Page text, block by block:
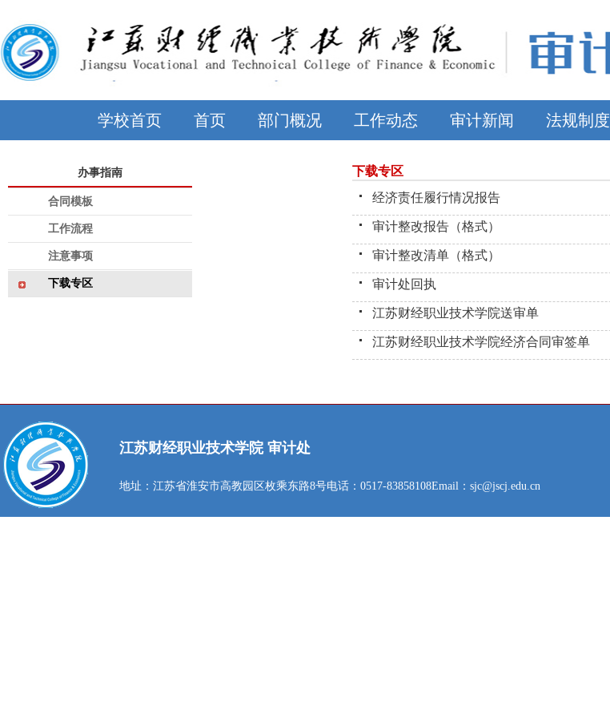
学校首页 首页 部门概况 工作动态 审计新闻 法规制度
办事指南
合同模板
工作流程
注意事项
下载专区
下载专区
经济责任履行情况报告
审计整改报告（格式）
审计整改清单（格式）
审计处回执
江苏财经职业技术学院送审单
江苏财经职业技术学院经济合同审签单
江苏财经职业技术学院 审计处
地址：江苏省淮安市高教园区枚乘东路8号电话：0517-83858108Email：sjc@jscj.edu.cn